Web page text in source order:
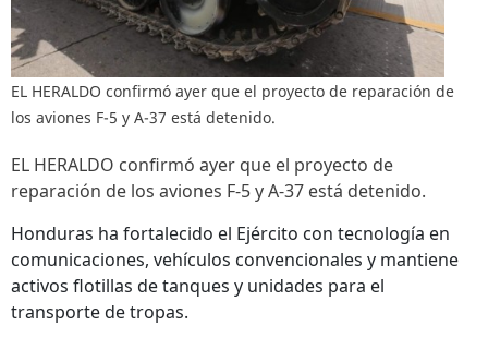
EL HERALDO confirmó ayer que el proyecto de reparación de
los aviones F-5 y A-37 está detenido.
EL HERALDO confirmó ayer que el proyecto de
reparación de los aviones F-5 y A-37 está detenido.
Honduras ha fortalecido el Ejército con tecnología en
comunicaciones, vehículos convencionales y mantiene
activos flotillas de tanques y unidades para el
transporte de tropas.